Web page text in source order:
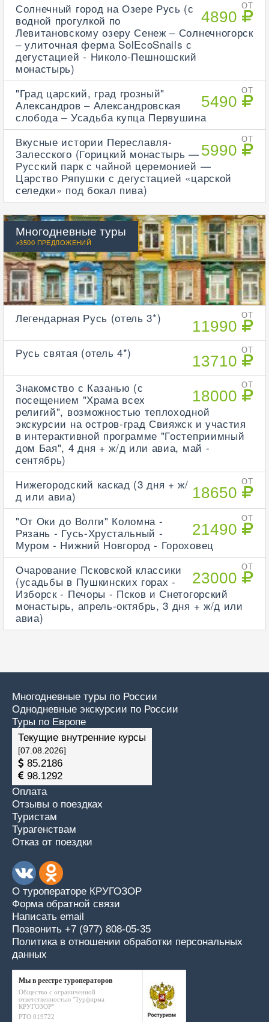
ОТ
4890
Солнечный город на Озере Русь (с
водной прогулкой по
Левитановскому озеру Сенеж – Солнечногорск
– улиточная ферма SolEcoSnails с
дегустацией - Николо-Пешношский
монастырь)
ОТ
5490
"Град царский, град грозный"
Александров – Александровская
слобода – Усадьба купца Первушина
ОТ
5990
Вкусные истории Переславля-
Залесского (Горицкий монастырь —
Русский парк с чайной церемонией —
Царство Ряпушки с дегустацией «царской
селедки» под бокал пива)
Многодневные туры
>3500 ПРЕДЛОЖЕНИЙ
ОТ
11990
Легендарная Русь (отель 3*)
ОТ
13710
Русь святая (отель 4*)
ОТ
18000
Знакомство с Казанью (с
посещением "Храма всех
религий", возможностью теплоходной
экскурсии на остров-град Свияжск и участия
в интерактивной программе "Гостеприимный
дом Бая", 4 дня + ж/д или авиа, май -
сентябрь)
ОТ
18650
Нижегородский каскад (3 дня + ж/
д или авиа)
ОТ
21490
"От Оки до Волги" Коломна -
Рязань - Гусь-Хрустальный -
Муром - Нижний Новгород - Гороховец
ОТ
23000
Очарование Псковской классики
(усадьбы в Пушкинских горах -
Изборск - Печоры - Псков и Снетогорский
монастырь, апрель-октябрь, 3 дня + ж/д или
авиа)
Многодневные туры по России
Однодневные экскурсии по России
Туры по Европе
Текущие внутренние курсы
[07.08.2026]
85.2186
98.1292
Оплата
Отзывы о поездках
Туристам
Турагенствам
Отказ от поездки
О туроператоре КРУГОЗОР
Форма обратной связи
Написать email
Позвонить +7 (977) 808-05-35
Политика в отношении обработки персональных
данных
Мы в реестре туроператоров
Общество с ограниченной
ответственностью "Турфирма
КРУГОЗОР"
РТО 019722